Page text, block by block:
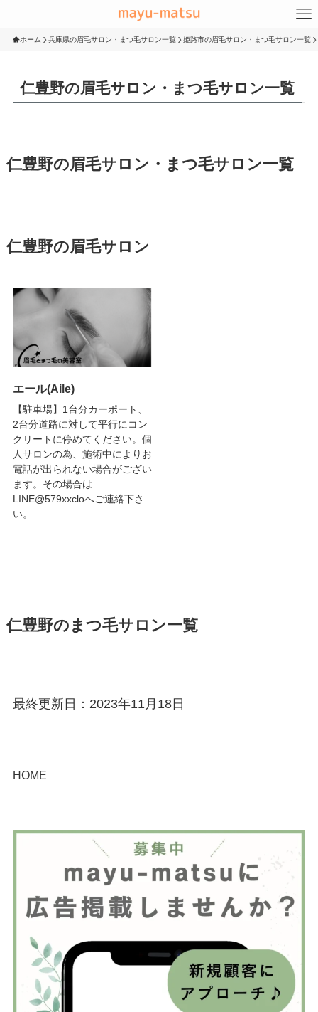
ホーム 兵庫県の眉毛サロン・まつ毛サロン一覧 姫路市の眉毛サロン・まつ毛サロン一覧
仁豊野の眉毛サロン・まつ毛サロン一覧
仁豊野の眉毛サロン・まつ毛サロン一覧
仁豊野の眉毛サロン
エール(Aile)
【駐車場】1台分カーポート、
2台分道路に対して平行にコン
クリートに停めてください。個
人サロンの為、施術中によりお
電話が出られない場合がござい
ます。その場合は
LINE@579xxcloへご連絡下さ
い。
仁豊野のまつ毛サロン一覧
最終更新日：2023年11月18日
HOME